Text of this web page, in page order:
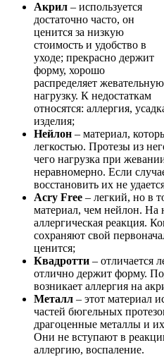
Акрил – используется
достаточно часто, он
ценится за низкую
стоимость и удобство в
уходе; прекрасно держит
форму, хорошо
распределяет жевательную
нагрузку. К недостаткам
относятся: аллергия,
изделия;
Нейлон – материал,
легкостью. Протезы из
чего нагрузка при
неравномерно. Если
восстановить их не
Acry Free – легкий, но в
материал, чем нейлон. На
аллергическая реакция.
сохраняют свой
ценится;
Квадротти – отличается
отлично держит форму.
возникает аллергия на
Металл – этот материал
частей бюгельных
драгоценные металлы и
Они не вступают в
аллергию, воспаление.